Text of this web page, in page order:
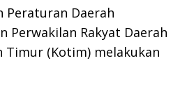
Peraturan Daerah
Perwakilan Rakyat Daerah
Timur (Kotim) melakukan